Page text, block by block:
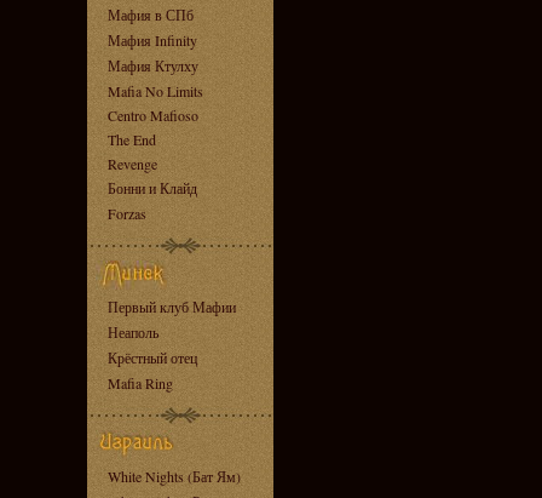
Мафия в СПб
Мафия Infinity
Мафия Ктулху
Mafia No Limits
Centro Mafioso
The End
Revenge
Бонни и Клайд
Forzas
Первый клуб Мафии
Неаполь
Крёстный отец
Mafia Ring
White Nights (Бат Ям)